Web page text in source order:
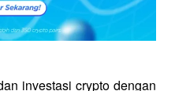
investasi crypto dengan